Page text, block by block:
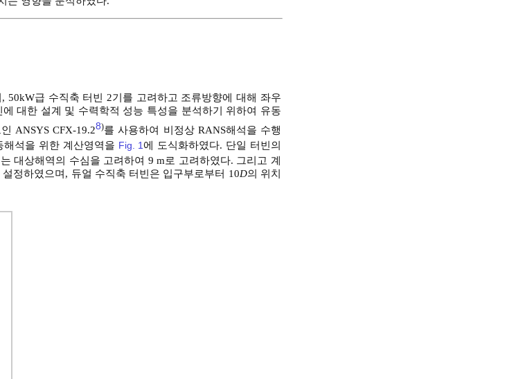
50kW급 수직축 터빈 2기를 고려하고 조류방향에 대해 좌우
대한 설계 및 수력학적 성능 특성을 분석하기 위하여 유동
ANSYS CFX-19.28)를 사용하여 비정상 RANS해석을 수행
석을 위한 계산영역을 Fig. 1에 도식화하였다. 단일 터빈의
대상해역의 수심을 고려하여 9 m로 고려하였다. 그리고 계
정하였으며, 듀얼 수직축 터빈은 입구부로부터 10D의 위치